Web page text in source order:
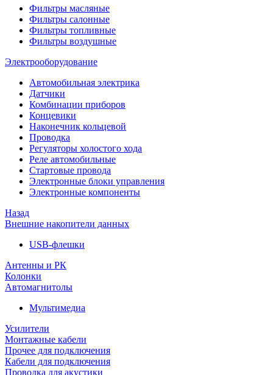
Фильтры масляные
Фильтры салонные
Фильтры топливные
Фильтры воздушные
Электрооборудование
Автомобильная электрика
Датчики
Комбинации приборов
Концевики
Наконечник кольцевой
Проводка
Регуляторы холостого хода
Реле автомобильные
Стартовые провода
Электронные блоки управления
Электронные компоненты
Назад
Внешние накопители данных
USB-флешки
Антенны и РК
Колонки
Автомагнитолы
Мультимедиа
Усилители
Монтажные кабели
Прочее для подключения
Кабели для подключения
Проводка для акустики